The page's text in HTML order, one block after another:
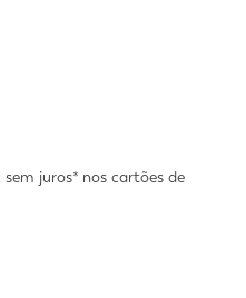
juros* nos cartões de